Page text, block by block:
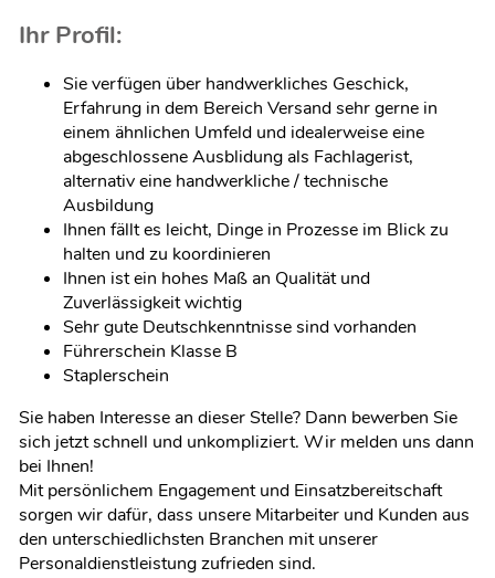
Ihr Profil:
Sie verfügen über handwerkliches Geschick,
Erfahrung in dem Bereich Versand sehr gerne in
einem ähnlichen Umfeld und idealerweise eine
abgeschlossene Ausblidung als Fachlagerist,
alternativ eine handwerkliche / technische
Ausbildung
Ihnen fällt es leicht, Dinge in Prozesse im Blick zu
halten und zu koordinieren
Ihnen ist ein hohes Maß an Qualität und
Zuverlässigkeit wichtig
Sehr gute Deutschkenntnisse sind vorhanden
Führerschein Klasse B
Staplerschein
Sie haben Interesse an dieser Stelle? Dann bewerben Sie
sich jetzt schnell und unkompliziert. Wir melden uns dann
bei Ihnen!
Mit persönlichem Engagement und Einsatzbereitschaft
sorgen wir dafür, dass unsere Mitarbeiter und Kunden aus
den unterschiedlichsten Branchen mit unserer
Personaldienstleistung zufrieden sind.